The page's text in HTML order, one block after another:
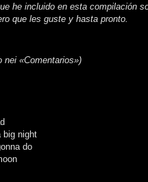
he incluido en esta compilación
que les guste y hasta pronto.
nei «Comentarios»)
big night
do